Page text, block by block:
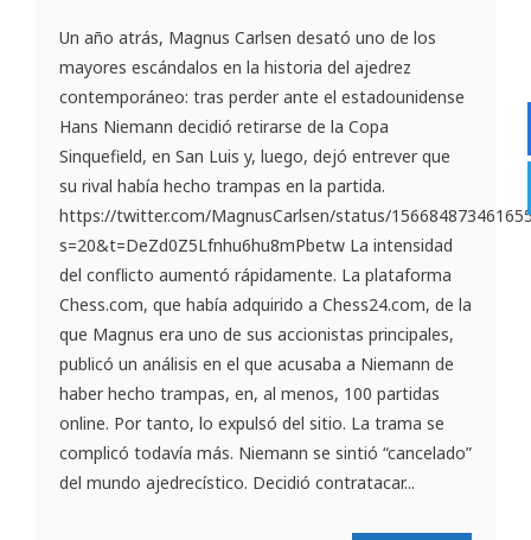
Un año atrás, Magnus Carlsen desató uno de los
mayores escándalos en la historia del ajedrez
contemporáneo: tras perder ante el estadounidense
Hans Niemann decidió retirarse de la Copa
Sinquefield, en San Luis y, luego, dejó entrever que
su rival había hecho trampas en la partida.
https://twitter.com/MagnusCarlsen/status/
s=20&t=DeZd0Z5Lfnhu6hu8mPbetw La intensidad
del conflicto aumentó rápidamente. La plataforma
Chess.com, que había adquirido a Chess24.com, de la
que Magnus era uno de sus accionistas principales,
publicó un análisis en el que acusaba a Niemann de
haber hecho trampas, en, al menos, 100 partidas
online. Por tanto, lo expulsó del sitio. La trama se
complicó todavía más. Niemann se sintió “cancelado”
del mundo ajedrecístico. Decidió contratacar...